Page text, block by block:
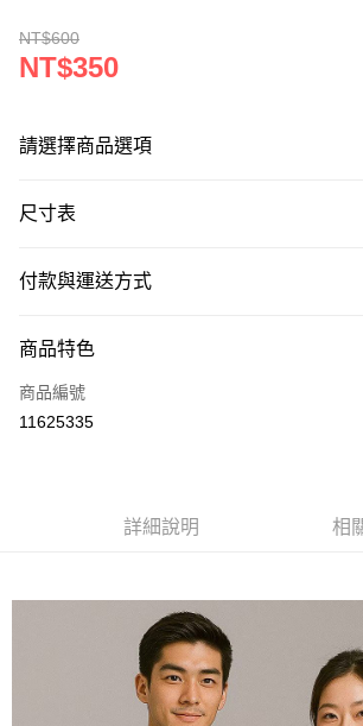
NT$600
NT$350
請選擇商品選項
尺寸表
付款與運送方式
信用卡一次付款
運送方式
商品特色
商品編號
11625335
詳細說明 相